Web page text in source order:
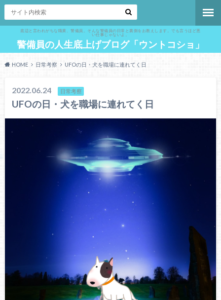
底辺と言われがちな職業、警備員。そんな警備員の日常と裏側をお教えします。でも言うほど悪
い仕事じゃないよ。
警備員の人生底上げブログ「ウントコショ」
HOME 日常考察 UFOの日・犬を職場に連れてく日
2022.06.24 日常考察
UFOの日・犬を職場に連れてく日